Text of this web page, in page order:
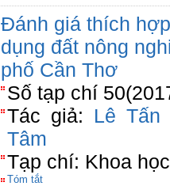
Đánh giá thích
dụng đất nông
phố Cần Thơ
Số tạp chí
Tác giả: Lê Tấn
Tâm
Tạp chí: Khoa
Tóm tắt